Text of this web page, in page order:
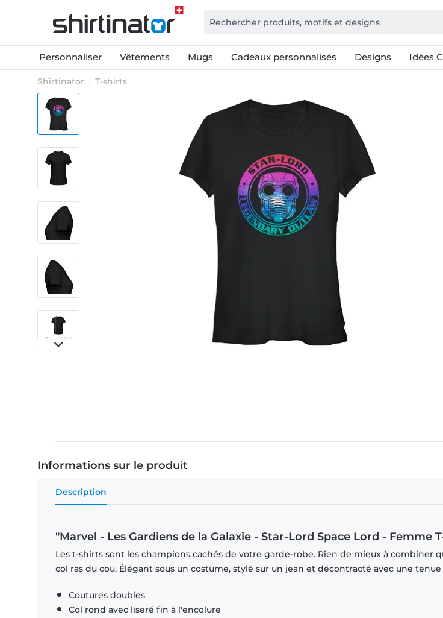
Personnaliser Vêtements Mugs Cadeaux personnalisés Designs Idées
Shirtinator T-shirts
Informations sur le produit
Description
"Marvel - Les Gardiens de la Galaxie - Star-Lord Space Lord - Femme
Les t-shirts sont les champions cachés de votre garde-robe. Rien de mieux à combiner
col ras du cou. Élégant sous un costume, stylé sur un jean et décontracté avec une
Coutures doubles
Col rond avec liseré fin à l'encolure